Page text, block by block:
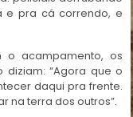
e pra cá correndo, e
o acampamento, os
“Agora que o
daqui pra frente.
na terra dos outros”.